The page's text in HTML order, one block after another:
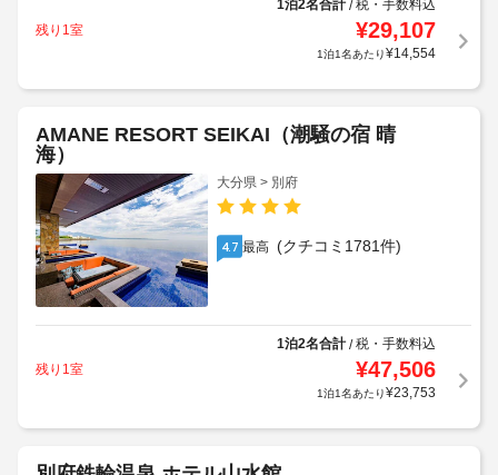
1泊2名合計/税・手数料込
残り1室
¥29,107
1泊1名あたり¥14,554
AMANE RESORT SEIKAI（潮騒の宿 晴
海）
大分県 > 別府
4.7 最高 (クチコミ1781件)
1泊2名合計/税・手数料込
残り1室
¥47,506
1泊1名あたり¥23,753